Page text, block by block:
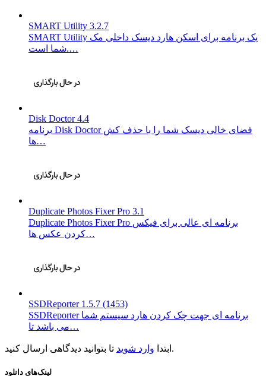
SMART Utility 3.2.7
SMART Utility یک برنامه برای اسکن هارد دیسک داخلی مک
شما است.…
Disk Doctor 4.4
برنامه Disk Doctor فضای خالی دیسک شما را با حذف کش
ها…
Duplicate Photos Fixer Pro 3.1
Duplicate Photos Fixer Pro برنامه ای عالی برای فیکس
کردن عکس ها…
SSDReporter 1.5.7 (1453)
SSDReporter برنامه ای جهت چک کردن هارد سیستم شما
می باشد تا…
ابتدا وارد شوید تا بتوانید دیدگاهی ارسال کنید.
لینک‌های دانلود